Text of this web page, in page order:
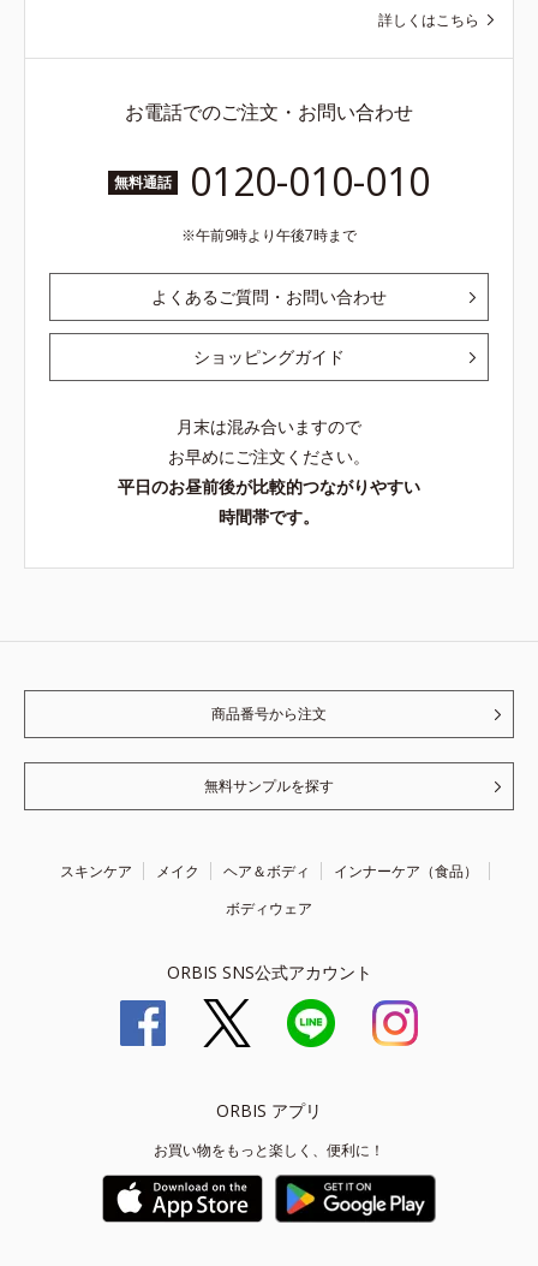
詳しくはこちら
お電話でのご注文・お問い合わせ
無料通話 0120-010-010
午前9時より午後7時まで
よくあるご質問・お問い合わせ
ショッピングガイド
月末は混み合いますので
お早めにご注文ください。
平日のお昼前後が比較的つながりやすい
時間帯です。
商品番号から注文
無料サンプルを探す
スキンケア メイク ヘア＆ボディ
インナーケア（食品）
ボディウェア
ORBIS SNS公式アカウント
ORBIS アプリ
お買い物をもっと楽しく、便利に！